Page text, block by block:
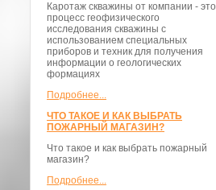
Каротаж скважины от компании - это
процесс геофизического
исследования скважины с
использованием специальных
приборов и техник для получения
информации о геологических
формациях
Подробнее...
ЧТО ТАКОЕ И КАК ВЫБРАТЬ
ПОЖАРНЫЙ МАГАЗИН?
Что такое и как выбрать пожарный
магазин?
Подробнее...